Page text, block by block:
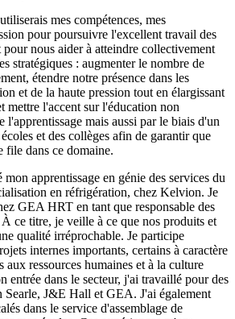
mes compétences, mes
pour poursuivre l'excellent travail des
pour nous aider à atteindre collectivement
stratégiques : augmenter le nombre de
étendre notre présence dans les
et de la haute pression tout en élargissant
mettre l'accent sur l'éducation non
l'apprentissage mais aussi par le biais d'un
et des collèges afin de garantir que
file dans ce domaine.
apprentissage en génie des services du
en réfrigération, chez Kelvion. Je
GEA HRT en tant que responsable des
ce titre, je veille à ce que nos produits et
qualité irréprochable. Je participe
internes importants, certains à caractère
aux ressources humaines et à la culture
entrée dans le secteur, j'ai travaillé pour des
Searle, J&E Hall et GEA. J'ai également
dans le service d'assemblage de